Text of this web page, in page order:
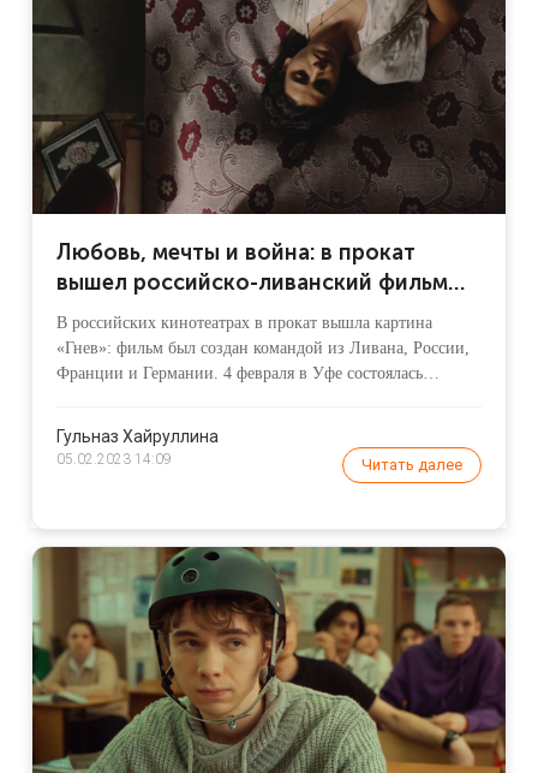
Любовь, мечты и война: в прокат
вышел российско-ливанский фильм
«Гнев»
В российских кинотеатрах в прокат вышла картина
«Гнев»: фильм был создан командой из Ливана, России,
Франции и Германии. 4 февраля в Уфе состоялась
кино.
Гульназ Хайруллина
05.02.2023 14:09 Читать далее